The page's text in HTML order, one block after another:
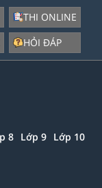
THI ONLINE
HỎI ĐÁP
8 Lớp 9 Lớp 10